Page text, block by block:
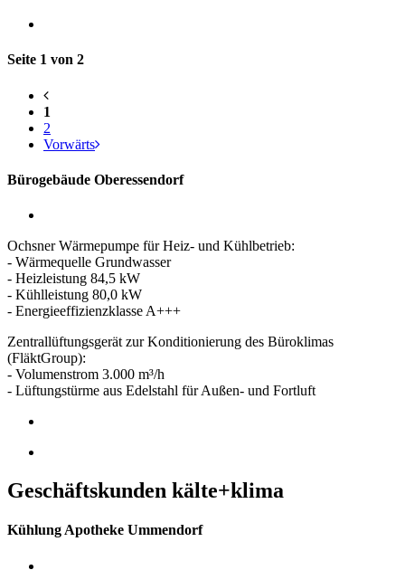
Seite 1 von 2
1
2
Vorwärts
Bürogebäude Oberessendorf
Ochsner Wärmepumpe für Heiz- und Kühlbetrieb:
- Wärmequelle Grundwasser
- Heizleistung 84,5 kW
- Kühlleistung 80,0 kW
- Energieeffizienzklasse A+++
Zentrallüftungsgerät zur Konditionierung des Büroklimas
(FläktGroup):
- Volumenstrom 3.000 m³/h
- Lüftungstürme aus Edelstahl für Außen- und Fortluft
Geschäftskunden kälte+klima
Kühlung Apotheke Ummendorf